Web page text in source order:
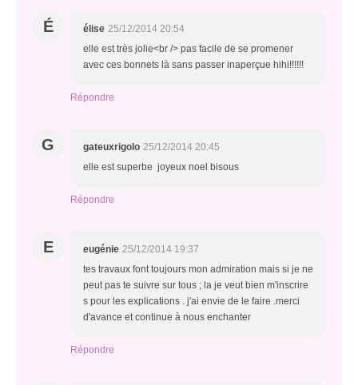
É élise 25/12/2014 20:54
elle est très jolie<br /> pas facile de se promener
avec ces bonnets là sans passer inaperçue hihi!!!!!!
Répondre
G gateuxrigolo 25/12/2014 20:45
elle est superbe joyeux noel bisous
Répondre
E eugénie 25/12/2014 19:37
tes travaux font toujours mon admiration mais si je ne
peut pas te suivre sur tous ; la je veut bien m'inscrire
s pour les explications . j'ai envie de le faire .merci
d'avance et continue à nous enchanter
Répondre